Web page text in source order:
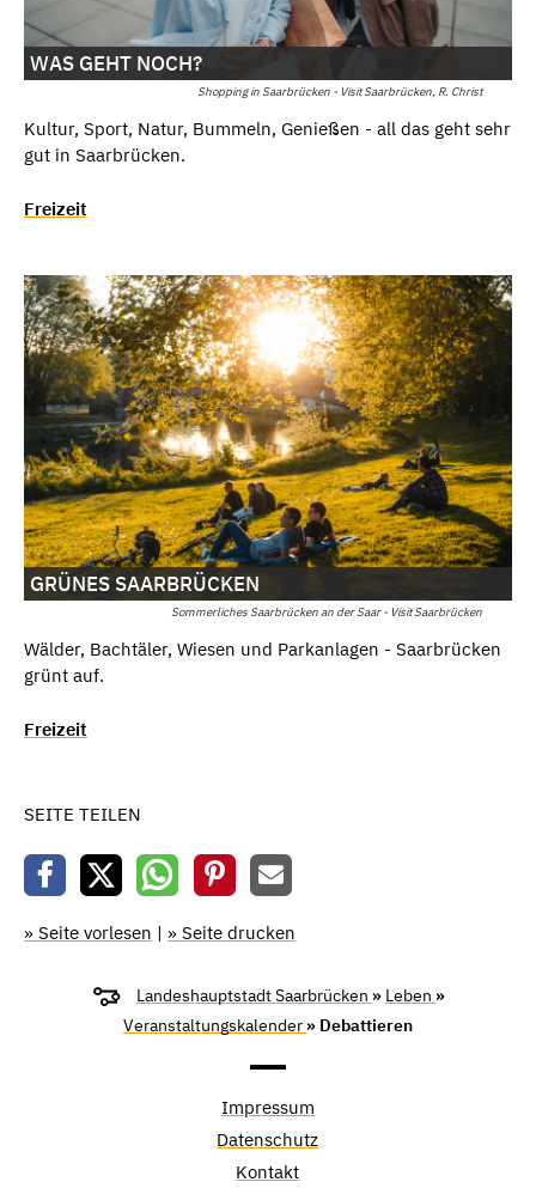
Shopping in Saarbrücken - Visit Saarbrücken, R. Christ
WAS GEHT NOCH?
Kultur, Sport, Natur, Bummeln, Genießen - all das geht sehr
gut in Saarbrücken.
Freizeit
Sommerliches Saarbrücken an der Saar - Visit Saarbrücken
GRÜNES SAARBRÜCKEN
Wälder, Bachtäler, Wiesen und Parkanlagen - Saarbrücken
grünt auf.
Freizeit
SEITE TEILEN
» Seite vorlesen | » Seite drucken
Landeshauptstadt Saarbrücken » Leben »
Veranstaltungskalender » Debattieren
Impressum
Datenschutz
Kontakt